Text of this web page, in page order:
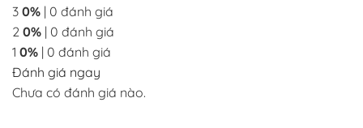
3 0% | 0 đánh giá
2 0% | 0 đánh giá
1 0% | 0 đánh giá
Đánh giá ngay
Chưa có đánh giá nào.